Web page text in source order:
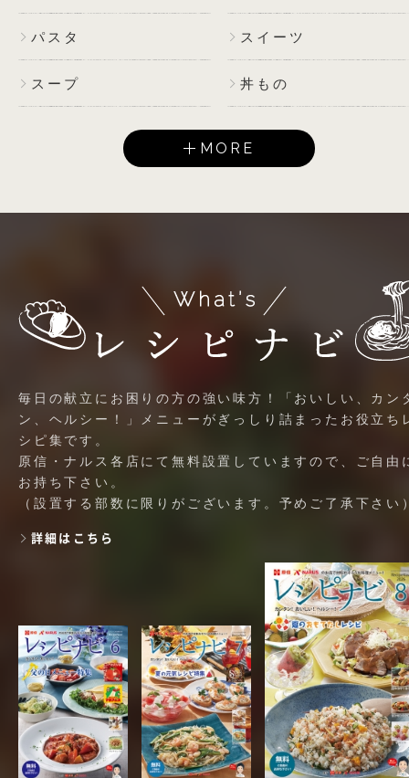
パスタ スイーツ
スープ 丼もの
MORE
毎日の献立にお困りの方の強い味方！「おいしい、カン
ン、ヘルシー！」メニューがぎっしり詰まったお役立ち
シピ集です。
原信・ナルス各店にて無料設置していますので、ご自由
お持ち下さい。
（設置する部数に限りがございます。予めご了承下さい
詳細はこちら